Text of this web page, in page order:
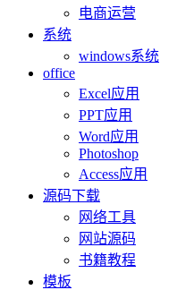
电商运营
系统
windows系统
office
Excel应用
PPT应用
Word应用
Photoshop
Access应用
源码下载
网络工具
网站源码
书籍教程
模板